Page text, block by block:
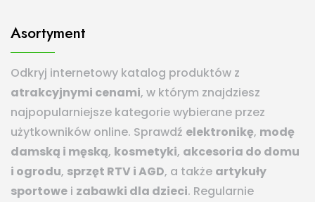
Asortyment
Odkryj internetowy katalog produktów z
atrakcyjnymi cenami, w którym znajdziesz
najpopularniejsze kategorie wybierane przez
użytkowników online. Sprawdź elektronikę, modę
damską i męską, kosmetyki, akcesoria do domu
i ogrodu, sprzęt RTV i AGD, a także artykuły
sportowe i zabawki dla dzieci. Regularnie